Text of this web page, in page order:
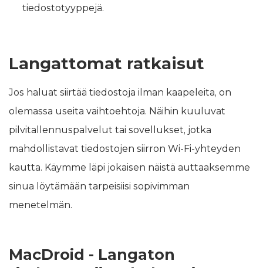
tiedostotyyppejä.
Langattomat ratkaisut
Jos haluat siirtää tiedostoja ilman kaapeleita, on
olemassa useita vaihtoehtoja. Näihin kuuluvat
pilvitallennuspalvelut tai sovellukset, jotka
mahdollistavat tiedostojen siirron Wi-Fi-yhteyden
kautta. Käymme läpi jokaisen näistä auttaaksemme
sinua löytämään tarpeisiisi sopivimman
menetelmän.
MacDroid - Langaton